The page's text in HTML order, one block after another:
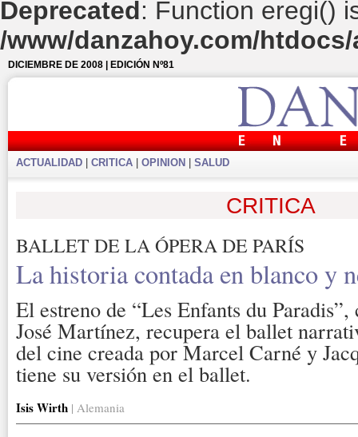
Deprecated: Function eregi()
/www/danzahoy.com/
DICIEMBRE DE 2008 | EDICIÓN Nº81
ACTUALIDAD CRITICA OPINION SALUD
CRITICA
BALLET DE LA ÓPERA DE PARÍS
La historia contada en blanco y
El estreno de “Les Enfants du
José Martínez, recupera el ballet
del cine creada por Marcel Carné y
tiene su versión en el ballet.
Isis Wirth | Alemania